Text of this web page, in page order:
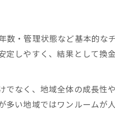
一棟売り物件における資産
投資物件の収益性と資産保
タブー回避で安全な収益形成
・管理状態など基本的
しやすく、結果として
なく、地域全体の成長
い地域ではワンルーム